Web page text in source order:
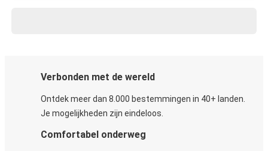
Verbonden met de wereld
Ontdek meer dan 8.000 bestemmingen in 40+ landen.
Je mogelijkheden zijn eindeloos.
Comfortabel onderweg